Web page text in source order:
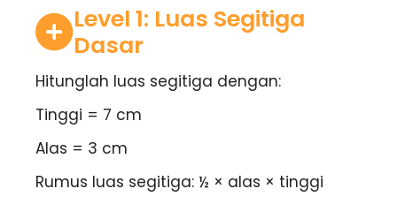
+
Level 1: Luas Segitiga
Dasar
Hitunglah luas segitiga dengan:
Tinggi = 7 cm
Alas = 3 cm
Rumus luas segitiga: ½ × alas × tinggi